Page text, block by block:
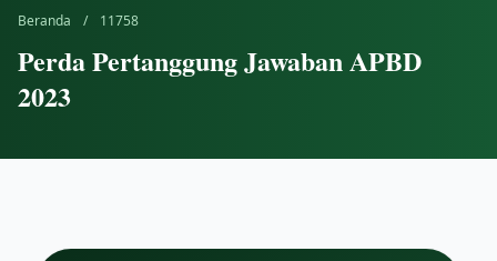
Beranda / 11758
Perda Pertanggung Jawaban APBD
2023